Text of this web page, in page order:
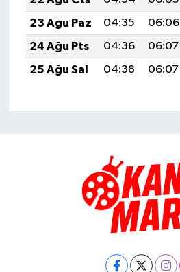
23 Ağu Paz
04:35 06:06
24 Ağu Pts
04:36 06:07
25 Ağu Sal
04:38 06:07